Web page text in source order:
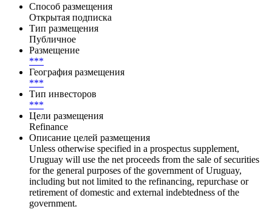
Способ размещения
Открытая подписка
Тип размещения
Публичное
Размещение
***
География размещения
***
Тип инвесторов
***
Цели размещения
Refinance
Описание целей размещения
Unless otherwise specified in a prospectus supplement,
Uruguay will use the net proceeds from the sale of securities
for the general purposes of the government of Uruguay,
including but not limited to the refinancing, repurchase or
retirement of domestic and external indebtedness of the
government.